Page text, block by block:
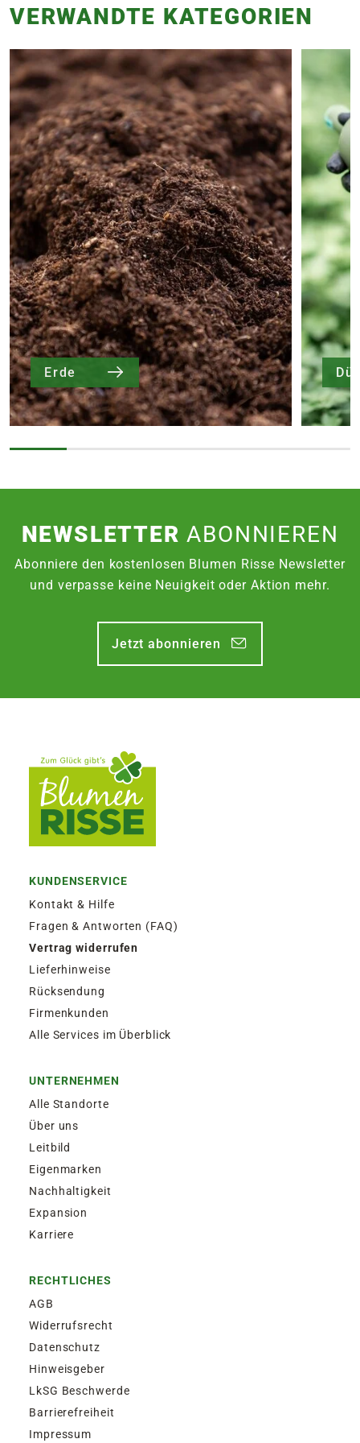
VERWANDTE KATEGORIEN
Erde
NEWSLETTERABONNIEREN
Abonniere den kostenlosen Blumen Risse Newsletter
und verpasse keine Neuigkeit oder Aktion mehr.
Jetzt abonnieren
KUNDENSERVICE
Kontakt & Hilfe
Fragen & Antworten (FAQ)
Vertrag widerrufen
Lieferhinweise
Rücksendung
Firmenkunden
Alle Services im Überblick
UNTERNEHMEN
Alle Standorte
Über uns
Leitbild
Eigenmarken
Nachhaltigkeit
Expansion
Karriere
RECHTLICHES
AGB
Widerrufsrecht
Datenschutz
Hinweisgeber
LkSG Beschwerde
Barrierefreiheit
Impressum